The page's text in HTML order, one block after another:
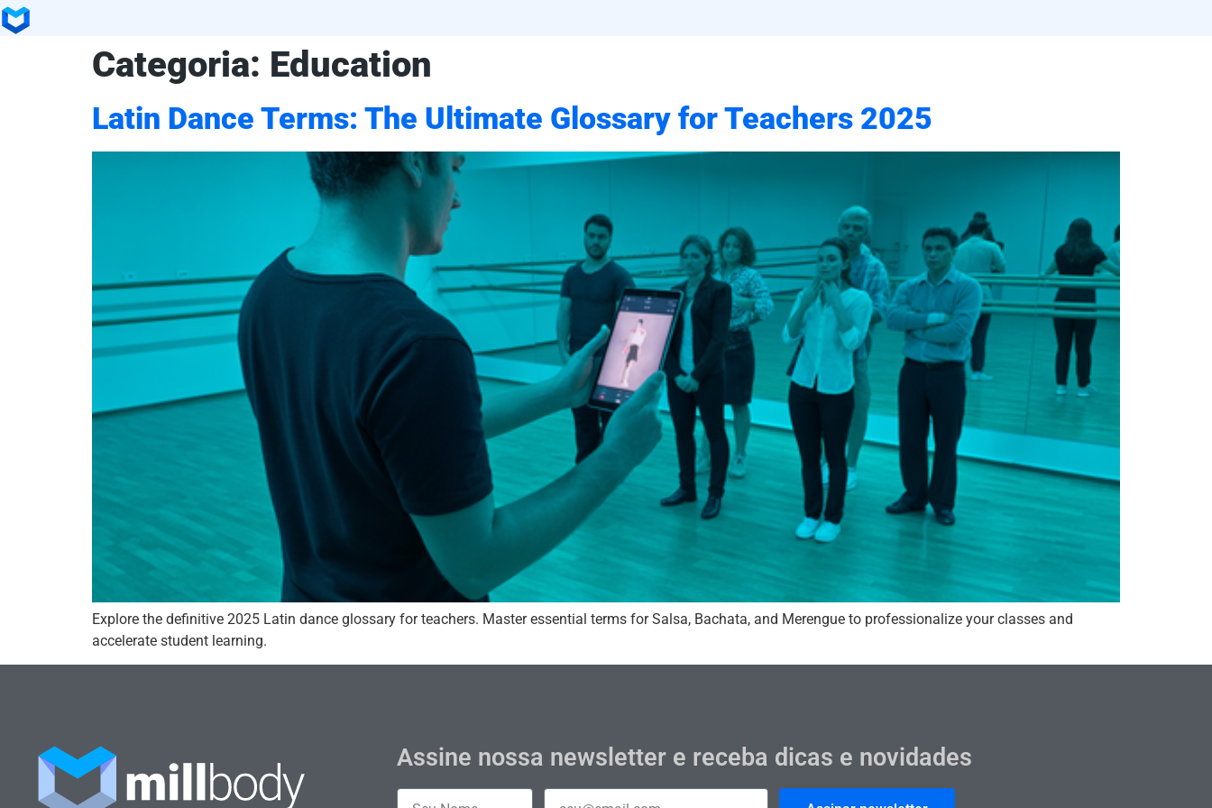
Categoria: Education
Latin Dance Terms: The Ultimate Glossary for Teachers 2025
Explore the definitive 2025 Latin dance glossary for teachers. Master essential terms for Salsa, Bachata, and Merengue to professionalize your classes and
accelerate student learning.
Assine nossa newsletter e receba dicas e novidades